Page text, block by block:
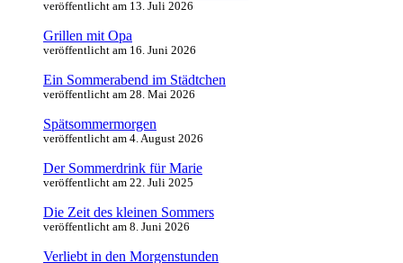
veröffentlicht am 13. Juli 2026
Grillen mit Opa
veröffentlicht am 16. Juni 2026
Ein Sommerabend im Städtchen
veröffentlicht am 28. Mai 2026
Spätsommermorgen
veröffentlicht am 4. August 2026
Der Sommerdrink für Marie
veröffentlicht am 22. Juli 2025
Die Zeit des kleinen Sommers
veröffentlicht am 8. Juni 2026
Verliebt in den Morgenstunden